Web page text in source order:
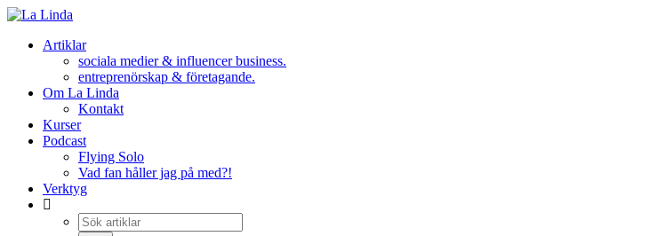
Hoppa
innehållArtiklar
sociala medier & influencer business.
entreprenörskap & företagande.
Om La Linda
Kontakt
Kurser
Podcast
Flying Solo
Vad fan håller jag på med?!
Verktyg